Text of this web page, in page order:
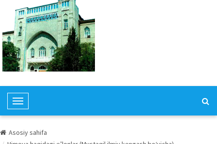
T
o
g
Asosiy sahifa